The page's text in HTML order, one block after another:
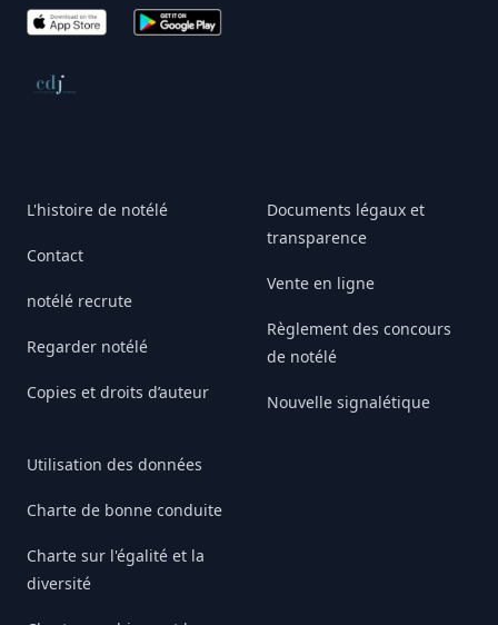
App Store Google Play
Conseil de déontologie journalistique
L'histoire de notélé
Contact
notélé recrute
Regarder notélé
Copies et droits d’auteur
Utilisation des données
Charte de bonne conduite
Charte sur l'égalité et la
diversité
Documents légaux et
transparence
Vente en ligne
Règlement des concours
de notélé
Nouvelle signalétique